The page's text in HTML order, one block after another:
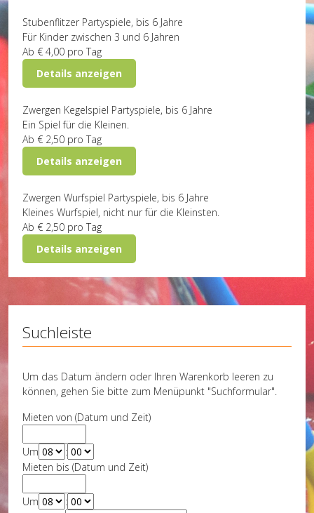
Stubenflitzer Partyspiele, bis 6 Jahre
Für Kinder zwischen 3 und 6 Jahren
Ab € 4,00 pro Tag
Details anzeigen
Zwergen Kegelspiel Partyspiele, bis 6 Jahre
Ein Spiel für die Kleinen.
Ab € 2,50 pro Tag
Details anzeigen
Zwergen Wurfspiel Partyspiele, bis 6 Jahre
Kleines Wurfspiel, nicht nur für die Kleinsten.
Ab € 2,50 pro Tag
Details anzeigen
Suchleiste
Um das Datum ändern oder Ihren Warenkorb leeren zu
können, gehen Sie bitte zum Menüpunkt "Suchformular".
Mieten von (Datum und Zeit)
Um
:
Mieten bis (Datum und Zeit)
Um
: